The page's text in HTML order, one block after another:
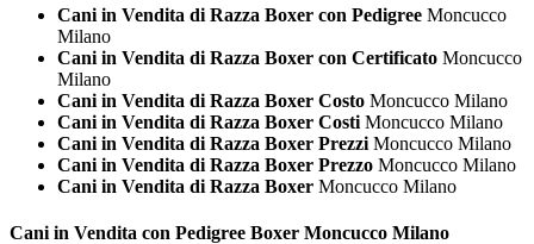
Cani in Vendita di Razza Boxer con Pedigree Moncucco
Milano
Cani in Vendita di Razza Boxer con Certificato Moncucco
Milano
Cani in Vendita di Razza Boxer Costo Moncucco Milano
Cani in Vendita di Razza Boxer Costi Moncucco Milano
Cani in Vendita di Razza Boxer Prezzi Moncucco Milano
Cani in Vendita di Razza Boxer Prezzo Moncucco Milano
Cani in Vendita di Razza Boxer Moncucco Milano
Cani in Vendita con Pedigree Boxer Moncucco Milano